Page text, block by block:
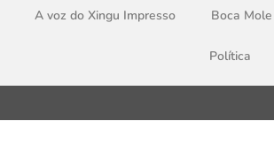
A voz do Xingu Impresso Boca Mole
Política